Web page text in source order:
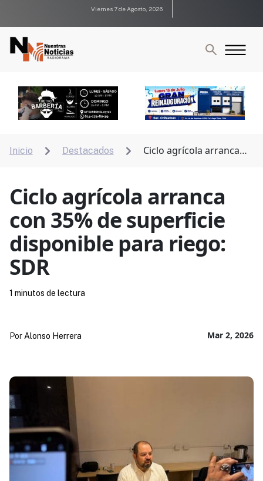
Viernes 7 de Agosto, 2026
Inicio  Destacados 
Ciclo agrícola arranca
Ciclo agrícola arranca
con 35% de superficie
disponible para riego:
SDR
Mar 2, 2026
Por Alonso Herrera
1 minutos de lectura